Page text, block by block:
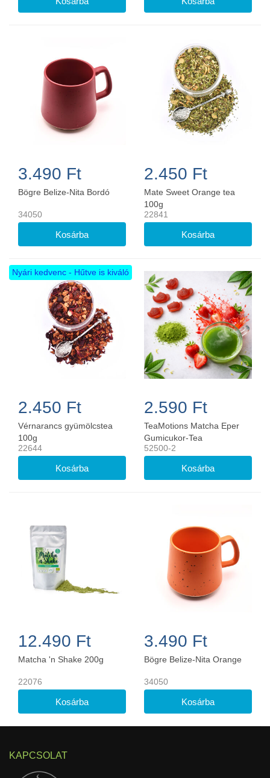
3.490 Ft
Bögre Belize-Nita Bordó
34050
2.450 Ft
Mate Sweet Orange tea
100g
22841
Nyári kedvenc - Hűtve is kiváló
2.450 Ft
Vérnarancs gyümölcstea
100g
22644
2.590 Ft
TeaMotions Matcha Eper
Gumicukor-Tea
52500-2
12.490 Ft
Matcha 'n Shake 200g
22076
3.490 Ft
Bögre Belize-Nita Orange
34050
KAPCSOLAT